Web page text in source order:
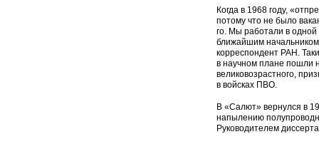
Когда в 1968 году,
потому что не было
го. Мы работали в
ближайшим
корреспондент РАН.
в научном плане пошли
великовозрастного,
в войсках ПВО.
В «Салют» вернулся в
напылению
Руководите­лем